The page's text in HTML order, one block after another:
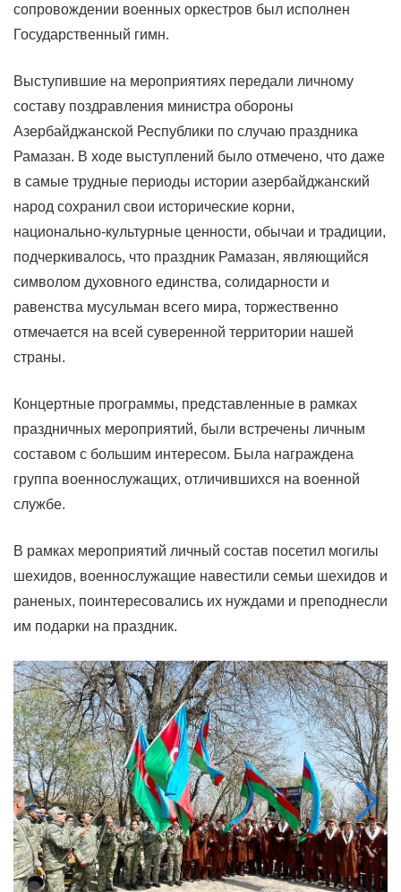
сопровождении военных оркестров был исполнен
Государственный гимн.
Выступившие на мероприятиях передали личному
составу поздравления министра обороны
Азербайджанской Республики по случаю праздника
Рамазан. В ходе выступлений было отмечено, что даже
в самые трудные периоды истории азербайджанский
народ сохранил свои исторические корни,
национально-культурные ценности, обычаи и традиции,
подчеркивалось, что праздник Рамазан, являющийся
символом духовного единства, солидарности и
равенства мусульман всего мира, торжественно
отмечается на всей суверенной территории нашей
страны.
Концертные программы, представленные в рамках
праздничных мероприятий, были встречены личным
составом с большим интересом. Была награждена
группа военнослужащих, отличившихся на военной
службе.
В рамках мероприятий личный состав посетил могилы
шехидов, военнослужащие навестили семьи шехидов и
раненых, поинтересовались их нуждами и преподнесли
им подарки на праздник.